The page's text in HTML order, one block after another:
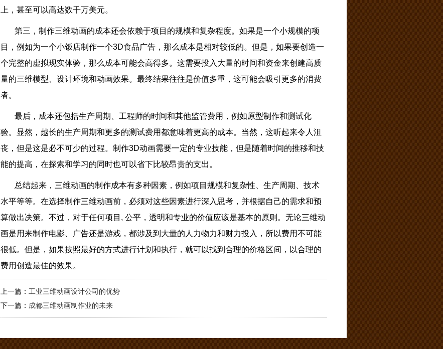
上，甚至可以高达数千万美元。
第三，制作三维动画的成本还会依赖于项目的规模和复杂程度。如果是一个小规模的项
目，例如为一个小饭店制作一个3D食品广告，那么成本是相对较低的。但是，如果要创造一
个完整的虚拟现实体验，那么成本可能会高得多。这需要投入大量的时间和资金来创建高质
量的三维模型、设计环境和动画效果。最终结果往往是价值多重，这可能会吸引更多的消费
者。
最后，成本还包括生产周期、工程师的时间和其他监管费用，例如原型制作和测试化
验。显然，越长的生产周期和更多的测试费用都意味着更高的成本。当然，这听起来令人沮
丧，但是这是必不可少的过程。制作3D动画需要一定的专业技能，但是随着时间的推移和技
能的提高，在探索和学习的同时也可以省下比较昂贵的支出。
总结起来，三维动画的制作成本有多种因素，例如项目规模和复杂性、生产周期、技术
水平等等。在选择制作三维动画前，必须对这些因素进行深入思考，并根据自己的需求和预
算做出决策。不过，对于任何项目, 公平，透明和专业的价值应该是基本的原则。无论三维动
画是用来制作电影、广告还是游戏，都涉及到大量的人力物力和财力投入，所以费用不可能
很低。但是，如果按照最好的方式进行计划和执行，就可以找到合理的价格区间，以合理的
费用创造最佳的效果。
上一篇： 工业三维动画设计公司的优势
下一篇： 成都三维动画制作业的未来